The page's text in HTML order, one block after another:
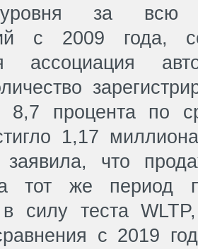
уровня за всю
с 2009 года,
ассоциация
8,7 процента по
1,17
заявила, что
тот же период
в силу теста
с 2019